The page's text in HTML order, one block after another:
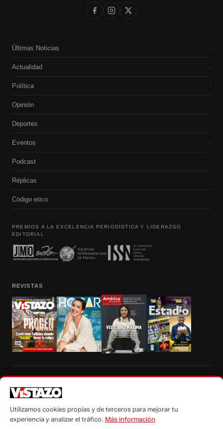
Últimas Noticias ›
Actualidad ›
Política ›
Opinión ›
Deportes ›
Eventos ›
Podcast ›
Réplicas ›
Código etico ›
PREMIOS A LA EXCELENCIA PERIODÍSTICA Y LIDERAZGO
EDITORIAL
REVISTAS
autorización escrita de su titular, de todos los contenidos de Vistazo.com.
Utilizamos cookies propias y de terceros para mejorar tu
experiencia y analizar el tráfico. Más información